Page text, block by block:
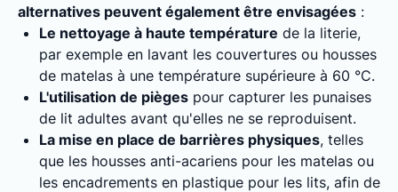
alternatives peuvent également être envisagées :
Le nettoyage à haute température de la literie,
par exemple en lavant les couvertures ou housses
de matelas à une température supérieure à 60 °C.
L'utilisation de pièges pour capturer les punaises
de lit adultes avant qu'elles ne se reproduisent.
La mise en place de barrières physiques, telles
que les housses anti-acariens pour les matelas ou
les encadrements en plastique pour les lits, afin de